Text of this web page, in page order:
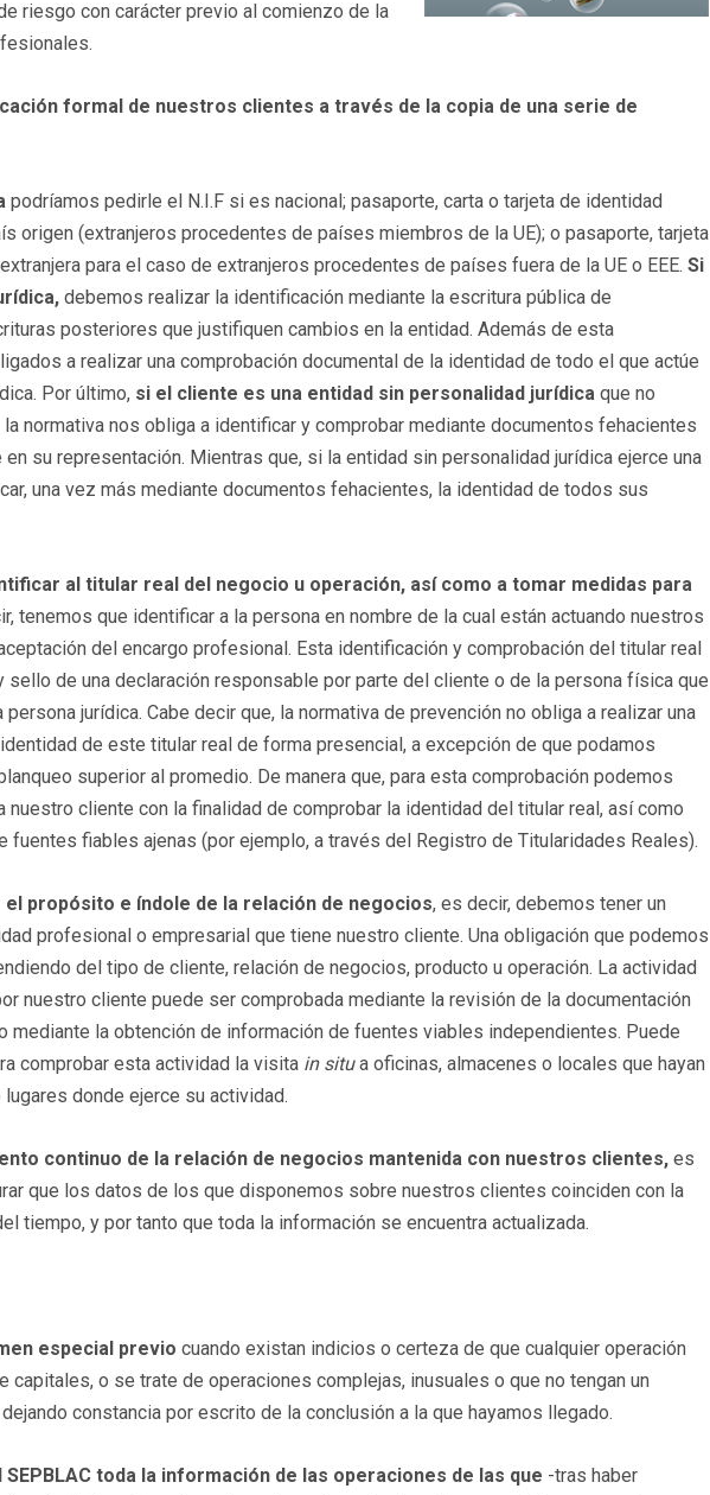
riesgo con carácter previo al comienzo de la
formal de nuestros clientes a través de la copia de una serie de
podríamos pedirle el N.I.F si es nacional; pasaporte, carta o tarjeta de identidad
origen (extranjeros procedentes de países miembros de la UE); o pasaporte, tarjeta
para el caso de extranjeros procedentes de países fuera de la UE o EEE. Si
debemos realizar la identificación mediante la escritura pública de
posteriores que justifiquen cambios en la entidad. Además de esta
a realizar una comprobación documental de la identidad de todo el que actúe
Por último, si el cliente es una entidad sin personalidad jurídica que no
normativa nos obliga a identificar y comprobar mediante documentos fehacientes
su representación. Mientras que, si la entidad sin personalidad jurídica ejerce una
una vez más mediante documentos fehacientes, la identidad de todos sus
al titular real del negocio u operación, así como a tomar medidas para
tenemos que identificar a la persona en nombre de la cual están actuando nuestros
del encargo profesional. Esta identificación y comprobación del titular real
de una declaración responsable por parte del cliente o de la persona física que
jurídica. Cabe decir que, la normativa de prevención no obliga a realizar una
de este titular real de forma presencial, a excepción de que podamos
superior al promedio. De manera que, para esta comprobación podemos
nuestro cliente con la finalidad de comprobar la identidad del titular real, así como
fuentes fiables ajenas (por ejemplo, a través del Registro de Titularidades Reales).
propósito e índole de la relación de negocios, es decir, debemos tener un
profesional o empresarial que tiene nuestro cliente. Una obligación que podemos
del tipo de cliente, relación de negocios, producto u operación. La actividad
nuestro cliente puede ser comprobada mediante la revisión de la documentación
mediante la obtención de información de fuentes viables independientes. Puede
comprobar esta actividad la visita in situa oficinas, almacenes o locales que hayan
donde ejerce su actividad.
continuo de la relación de negocios mantenida con nuestros clientes, es
que los datos de los que disponemos sobre nuestros clientes coinciden con la
tiempo, y por tanto que toda la información se encuentra actualizada.
especial previo cuando existan indicios o certeza de que cualquier operación
capitales, o se trate de operaciones complejas, inusuales o que no tengan un
constancia por escrito de la conclusión a la que hayamos llegado.
SEPBLAC toda la información de las operaciones de las que -tras haber